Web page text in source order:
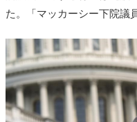
た。「マッカーシー下院議